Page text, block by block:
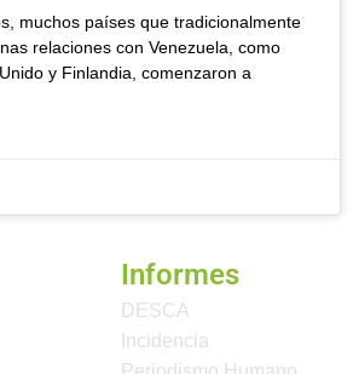
muchos países que tradicionalmente
relaciones con Venezuela, como
y Finlandia, comenzaron a
Informes
DESCA
Incidencia